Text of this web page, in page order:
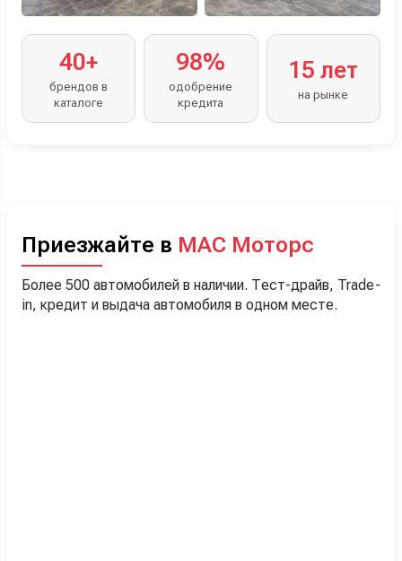
40+
брендов в
каталоге
98%
одобрение
кредита
15 лет
на рынке
Приезжайте в МАС Моторс
Более 500 автомобилей в наличии. Тест-драйв, Trade-
in, кредит и выдача автомобиля в одном месте.